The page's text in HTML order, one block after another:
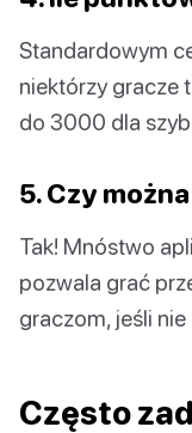
Standardowym
niektórzy gracze
do 3000 dla
5. Czy
Tak! Mnóstwo
pozwala grać
graczom, jeśli
Często